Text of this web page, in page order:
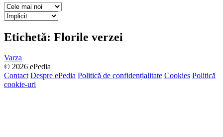
Etichetă: Florile verzei
Varza
© 2026 ePedia
Contact Despre ePedia Politică de confidențialitate Cookies Politică
cookie-uri